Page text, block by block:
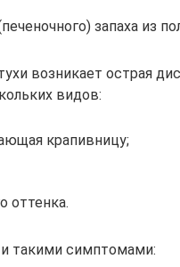
запаха из
возникает острая
видов:
крапивницу;
оттенка.
и такими симптомами: